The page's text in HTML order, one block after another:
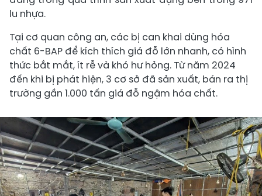
lu nhựa.
Tại cơ quan công an, các bị can khai dùng hóa
chất 6-BAP để kích thích giá đỗ lớn nhanh, có hình
thức bắt mắt, ít rễ và khó hư hỏng. Từ năm 2024
đến khi bị phát hiện, 3 cơ sở đã sản xuất, bán ra thị
trường gần 1.000 tấn giá đỗ ngậm hóa chất.